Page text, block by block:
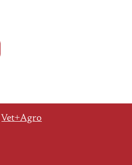
Vet+Agro